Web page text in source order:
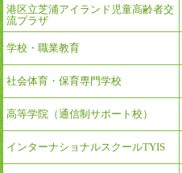
港区立芝浦アイランド児童高齢者交
流プラザ
学校・職業教育
社会体育・保育専門学校
高等学院（通信制サポート校）
インターナショナルスクールTYIS